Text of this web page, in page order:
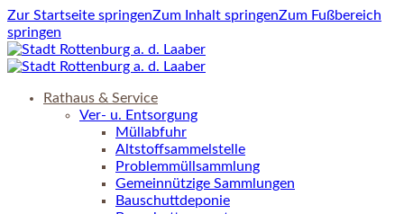
Zur Startseite springenZum Inhalt springenZum Fußbereich
springen
Rathaus & Service
Ver- u. Entsorgung
Müllabfuhr
Altstoffsammelstelle
Problemmüllsammlung
Gemeinnützige Sammlungen
Bauschuttdeponie